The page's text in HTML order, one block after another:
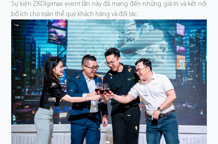
Sự kiện ZKDigimax event lần này đã mang đến những giá trị và kết nối
bổ ích cho toàn thể quý khách hàng và đối tác.